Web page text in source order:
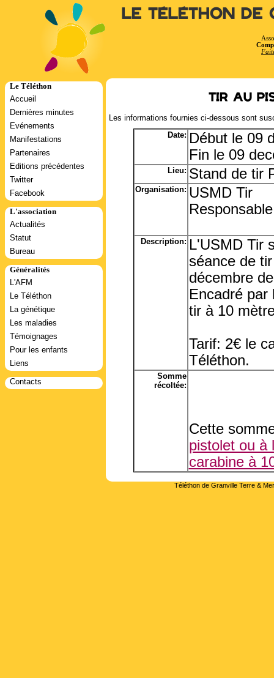
Le Téléthon de
Le Téléthon
Accueil
Dernières minutes
Evénements
Manifestations
Partenaires
Editions précédentes
Twitter
Facebook
L'association
Actualités
Statut
Bureau
Généralités
L'AFM
Le Téléthon
La génétique
Les maladies
Témoignages
Pour les enfants
Liens
Contacts
Tir au
Les informations fournies ci-dessous sont
Date: Début le 09
Fin le 09
Lieu: Stand de tir
Organisation: USMD Tir
Description: L'USMD Tir
séance de
décembre
Encadré par
tir à 10
Tarif: 2€ le
Téléthon.
Somme
récoltée:
Cette
pistolet ou à
carabine à
Téléthon de Granville Terre &